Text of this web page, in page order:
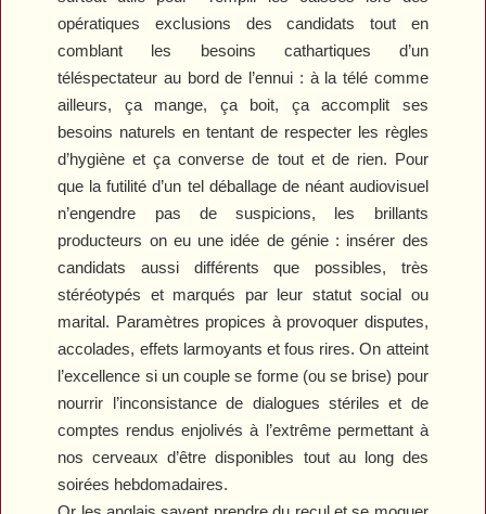
opératiques exclusions des candidats tout en
comblant les besoins cathartiques d’un
téléspectateur au bord de l’ennui : à la télé comme
ailleurs, ça mange, ça boit, ça accomplit ses
besoins naturels en tentant de respecter les règles
d’hygiène et ça converse de tout et de rien. Pour
que la futilité d’un tel déballage de néant audiovisuel
n’engendre pas de suspicions, les brillants
producteurs on eu une idée de génie : insérer des
candidats aussi différents que possibles, très
stéréotypés et marqués par leur statut social ou
marital. Paramètres propices à provoquer disputes,
accolades, effets larmoyants et fous rires. On atteint
l’excellence si un couple se forme (ou se brise) pour
nourrir l’inconsistance de dialogues stériles et de
comptes rendus enjolivés à l’extrême permettant à
nos cerveaux d’être disponibles tout au long des
soirées hebdomadaires.